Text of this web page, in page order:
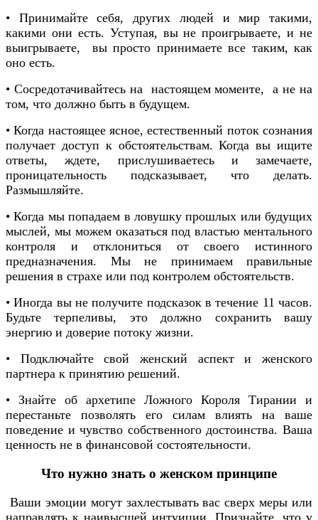
• Принимайте себя, других людей и мир такими,
какими они есть. Уступая, вы не проигрываете, и не
выигрываете, вы просто принимаете все таким, как
оно есть.
• Сосредотачивайтесь на настоящем моменте, а не на
том, что должно быть в будущем.
• Когда настоящее ясное, естественный поток сознания
получает доступ к обстоятельствам. Когда вы ищите
ответы, ждете, прислушиваетесь и замечаете,
проницательность подсказывает, что делать.
Размышляйте.
• Когда мы попадаем в ловушку прошлых или будущих
мыслей, мы можем оказаться под властью ментального
контроля и отклониться от своего истинного
предназначения. Мы не принимаем правильные
решения в страхе или под контролем обстоятельств.
• Иногда вы не получите подсказок в течение 11 часов.
Будьте терпеливы, это должно сохранить вашу
энергию и доверие потоку жизни.
• Подключайте свой женский аспект и женского
партнера к принятию решений.
• Знайте об архетипе Ложного Короля Тирании и
перестаньте позволять его силам влиять на ваше
поведение и чувство собственного достоинства. Ваша
ценность не в финансовой состоятельности.
Что нужно знать о женском принципе
Ваши эмоции могут захлестывать вас сверх меры или
направлять к наивысшей интуиции. Признайте, что у